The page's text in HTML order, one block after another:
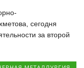
сегодня
за второй